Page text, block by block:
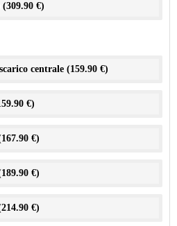
(309.90 €)
centrale (159.90 €)
€)
167.90 €)
189.90 €)
214.90 €)